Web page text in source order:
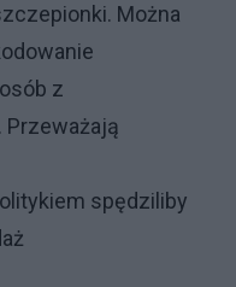
Można
z
Przeważają
spędziliby